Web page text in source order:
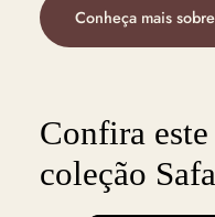
Conheça mais
Confira
coleção